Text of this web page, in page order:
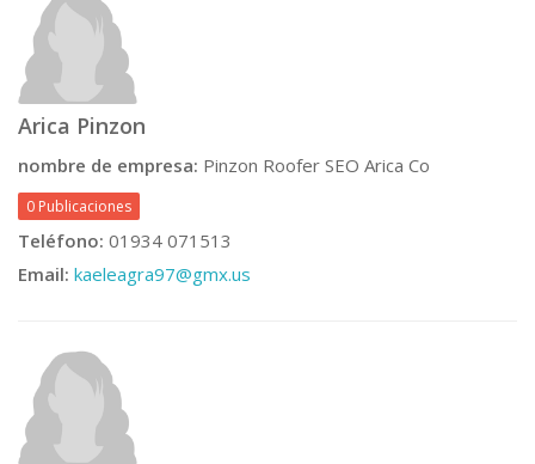
Arica Pinzon
nombre de empresa: Pinzon Roofer SEO Arica Co
0 Publicaciones
Teléfono: 01934 071513
Email: kaeleagra97@gmx.us